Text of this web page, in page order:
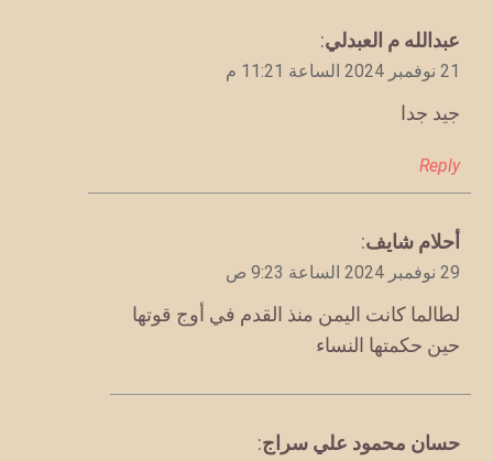
يقول
عبدالله م العبدلي:
21 نوفمبر 2024 الساعة 11:21 م
جيد جدا
Reply
يقول
أحلام شايف:
29 نوفمبر 2024 الساعة 9:23 ص
لطالما كانت اليمن منذ القدم في أوج قوتها
حين حكمتها النساء
يقول
حسان محمود علي سراج: